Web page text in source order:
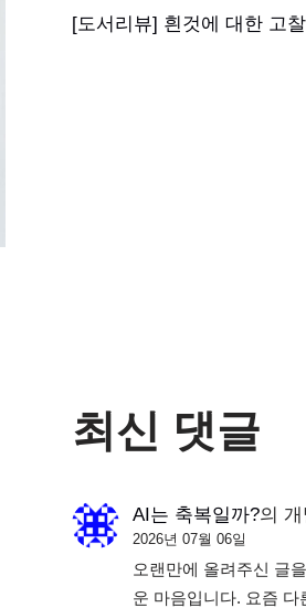
[도서리뷰] 흰것에 대한 고
최신 댓글
AI는 축복일까?의
2026년 07월 06일
오랜만에 올려주신 글
운 마음입니다. 요즘 다